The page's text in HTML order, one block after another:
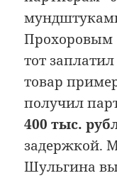
Прохоровым
тот заплатил
товар
получил
400 тыс.
задержкой.
Шульгина